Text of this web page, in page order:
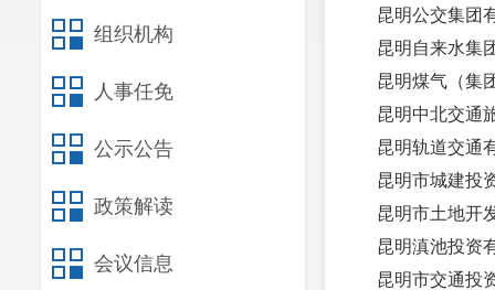
组织机构
人事任免
公示公告
政策解读
会议信息
昆明公交集团
昆明自来水集
昆明煤气（集
昆明中北交通
昆明轨道交通
昆明市城建投
昆明市土地开
昆明滇池投资
昆明市交通投